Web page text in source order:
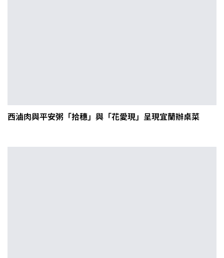
西滷肉與平安粥「拾穗」與「花愛現」呈現宜蘭辦桌菜